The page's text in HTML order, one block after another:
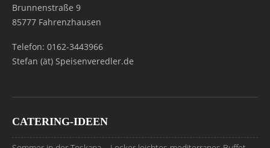
Brunnenstraße 9
85777 Fahrenzhausen
Telefon: 0162-3443966
Stefan (ät) Speisenveredler.de
CATERING-IDEEN